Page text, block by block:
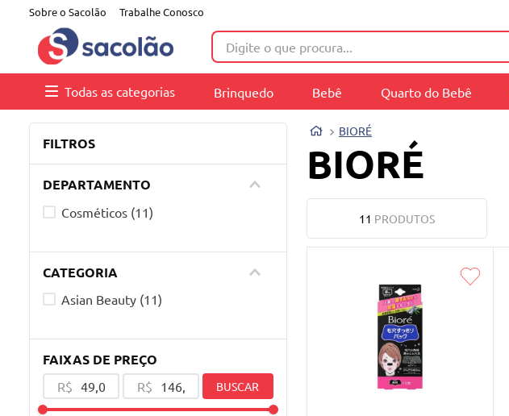
Sobre o Sacolão Trabalhe Conosco
Digite o que procura...
Todas as categorias Brinquedo Bebê Quarto do Bebê
FILTROS
DEPARTAMENTO
Cosméticos (11)
CATEGORIA
Asian Beauty (11)
FAIXAS DE PREÇO
R$ R$ BUSCAR
BIORÉ
BIORÉ
11 PRODUTOS